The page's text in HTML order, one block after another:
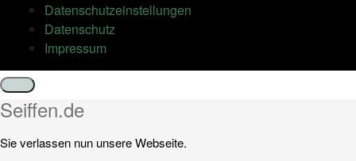
Datenschutz­einstellungen
Datenschutz
Impressum
Schließen
Seiffen.de
Sie verlassen nun unsere Webseite.